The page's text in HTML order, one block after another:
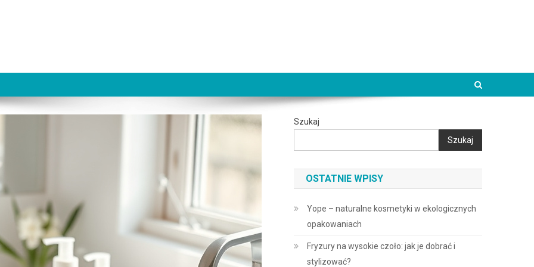
Szukaj
Szukaj
OSTATNIE WPISY
Yope – naturalne kosmetyki w ekologicznych
opakowaniach
Fryzury na wysokie czoło: jak je dobrać i
stylizować?